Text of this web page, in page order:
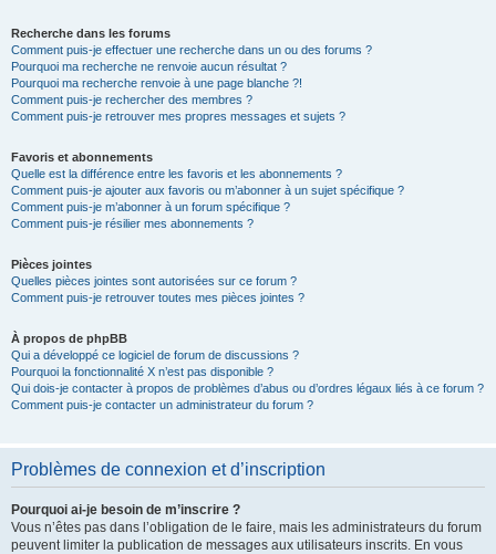
Recherche dans les forums
Comment puis-je effectuer une recherche dans un ou des forums ?
Pourquoi ma recherche ne renvoie aucun résultat ?
Pourquoi ma recherche renvoie à une page blanche ?!
Comment puis-je rechercher des membres ?
Comment puis-je retrouver mes propres messages et sujets ?
Favoris et abonnements
Quelle est la différence entre les favoris et les abonnements ?
Comment puis-je ajouter aux favoris ou m’abonner à un sujet spécifique ?
Comment puis-je m’abonner à un forum spécifique ?
Comment puis-je résilier mes abonnements ?
Pièces jointes
Quelles pièces jointes sont autorisées sur ce forum ?
Comment puis-je retrouver toutes mes pièces jointes ?
À propos de phpBB
Qui a développé ce logiciel de forum de discussions ?
Pourquoi la fonctionnalité X n’est pas disponible ?
Qui dois-je contacter à propos de problèmes d’abus ou d’ordres légaux liés à ce forum ?
Comment puis-je contacter un administrateur du forum ?
Problèmes de connexion et d’inscription
Pourquoi ai-je besoin de m’inscrire ?
Vous n’êtes pas dans l’obligation de le faire, mais les administrateurs du forum
peuvent limiter la publication de messages aux utilisateurs inscrits. En vous